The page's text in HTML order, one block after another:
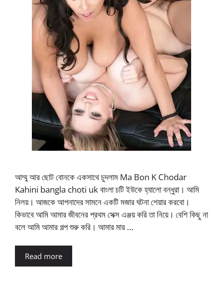
আম্মু আর ছোট বোনকে একসাথে চুদলাম Ma Bon K Chodar
Kahini bangla choti uk বাংলা চটি ইউকে হ্যালো বন্ধুরা। আমি
নিলয়। আজকে আপনাদের সামনে একটি মজার ঘটনা শেয়ার করবো।
কিভাবে আমি আমার জীবনের প্রথম সেক্স এঞ্জয় করি তা নিয়ে। বেশি কিছু না
বলে আমি আমার গল্প শুরু করি। আমার মার …
Read more